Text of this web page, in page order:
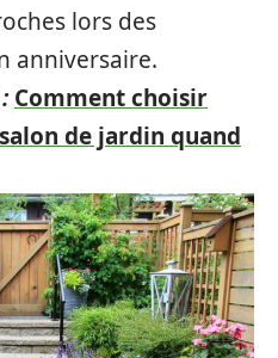
lors des
anniversaire.
Comment choisir
de jardin quand